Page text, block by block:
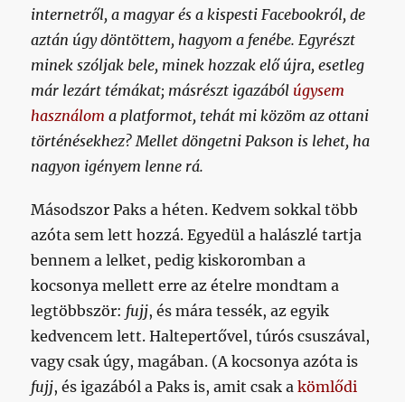
internetről, a magyar és a kispesti Facebookról, de
aztán úgy döntöttem, hagyom a fenébe. Egyrészt
minek szóljak bele, minek hozzak elő újra, esetleg
már lezárt témákat; másrészt igazából úgysem
használom a platformot, tehát mi közöm az ottani
történésekhez? Mellet döngetni Pakson is lehet, ha
nagyon igényem lenne rá.
Másodszor Paks a héten. Kedvem sokkal több
azóta sem lett hozzá. Egyedül a halászlé tartja
bennem a lelket, pedig kiskoromban a
kocsonya mellett erre az ételre mondtam a
legtöbbször: fujj, és mára tessék, az egyik
kedvencem lett. Haltepertővel, túrós csuszával,
vagy csak úgy, magában. (A kocsonya azóta is
fujj, és igazából a Paks is, amit csak akömlődi